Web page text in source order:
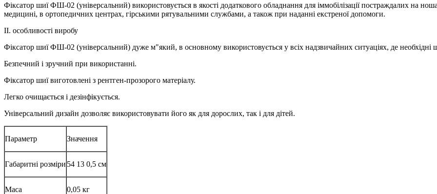
Фіксатор шиї ФШ-02 (універсальний) використовується в якості додаткового обладнання для іммобілізації постраждалих на
медицині, в ортопедичних центрах, гірськими рятувальними службами, а також при наданні екстреної допомоги.
II. особливості виробу
Фіксатор шиї ФШ-02 (універсальний) дуже м"який, в основному використовується у всіх надзвичайних ситуаціях, де необхідні
Безпечний і зручний при використанні.
Фіксатор шиї виготовлені з рентген-прозорого матеріалу.
Легко очищається і дезінфікується.
Універсальний дизайн дозволяє використовувати його як для дорослих, так і для дітей.
Параметр Значення
Габаритні розміри 54 13 0,5 см
Маса 0,05 кг